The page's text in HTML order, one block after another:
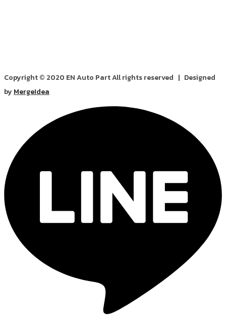
Copyright © 2020 EN Auto Part All rights reserved | Designed
by MergeIdea